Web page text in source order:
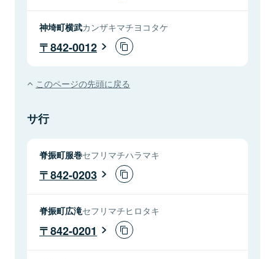
神埼町横武カンザキマチヨコタケ
842-0012
このページの先頭に戻る
サ行
脊振町服巻セフリマチハラマキ
842-0203
脊振町広滝セフリマチヒロタキ
842-0201